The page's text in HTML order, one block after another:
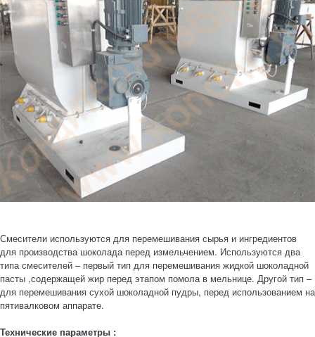
Смесители используются для перемешивания сырья и ингредиентов
для производства шоколада перед измельчением. Используются два
типа смесителей – первый тип для перемешивания жидкой шоколадной
пасты ,содержащей жир перед этапом помола в мельнице. Другой тип –
для перемешивания сухой шоколадной пудры, перед использованием на
пятивалковом аппарате.
Технические параметры :